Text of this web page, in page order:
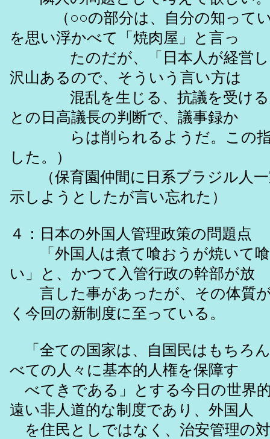
（○○の部分は、自分の知ってい
を思い浮かべて「焼肉屋」と言っ
たのだが、「日本人が経営し
沢山あるので、そういう言い方は
混乱を生じる、抗議を受ける
との日高議長の判断で、議事録か
らは削られるようだ。この指
した。）
（保育園仲間に日系ブラジル人一
示しようとしたが言い忘れた）
４：日本の外国人管理政策の問題点
「外国人は煮て喰おうが焼いて喰
い」と、かつて入管行政の幹部が放
言した事があったが、その体質
く今回の新制度に至っている。
「全ての国家は、自国民はもちろ
べての人々に基本的人権を保障す
べてきである」とする今日の世界
遠い非人道的な制度であり、外国人
を住民としではなく、治安管理の